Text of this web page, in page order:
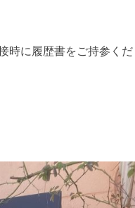
時に履歴書をご持参くだ